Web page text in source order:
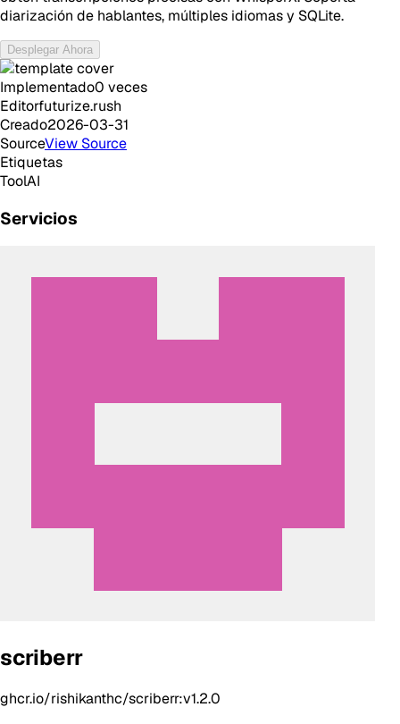
diarización de hablantes, múltiples idiomas y SQLite.
Desplegar Ahora
Implementado0 veces
Editorfuturize.rush
Creado2026-03-31
SourceView Source
Etiquetas
ToolAI
Servicios
scriberr
ghcr.io/rishikanthc/scriberr:v1.2.0